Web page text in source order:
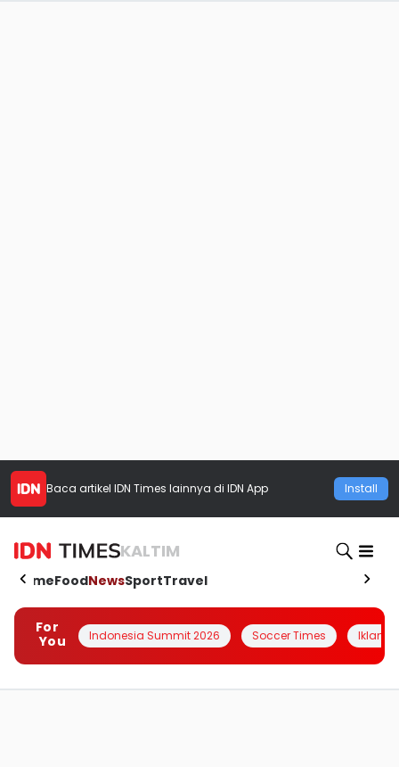
Baca artikel IDN Times lainnya di IDN App Install
KALTIM
HomeFoodNewsSportTravel
For
You
Indonesia Summit 2026 Soccer Times Iklanin